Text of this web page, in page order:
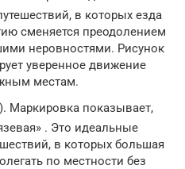
в которых езда
сменяется преодолением
неровностями. Рисунок
уверенное движение
местам.
Маркировка показывает,
. Это идеальные
в которых большая
по местности без